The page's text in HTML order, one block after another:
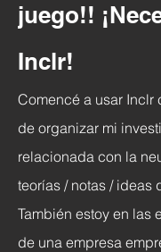
juego!!
Inclr!
Comencé a usar Inclr
de organizar mi
relacionada con la
teorías / notas / ideas
También estoy en las
de una empresa